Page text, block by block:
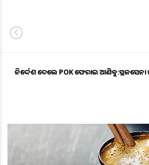
ନିର୍ଦ୍ଦେଶ ଦେଲେ POK ଫେରାଇ ଆଣିବୁ:ସ୍ଥଳସେନା